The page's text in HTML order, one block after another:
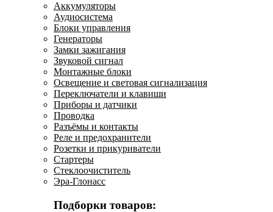
Аккумуляторы
Аудиосистема
Блоки управления
Генераторы
Замки зажигания
Звуковой сигнал
Монтажные блоки
Освещение и световая сигнализация
Переключатели и клавиши
Приборы и датчики
Проводка
Разъёмы и контакты
Реле и предохранители
Розетки и прикуриватели
Стартеры
Стеклоочиститель
Эра-Глонасс
Подборки товаров: